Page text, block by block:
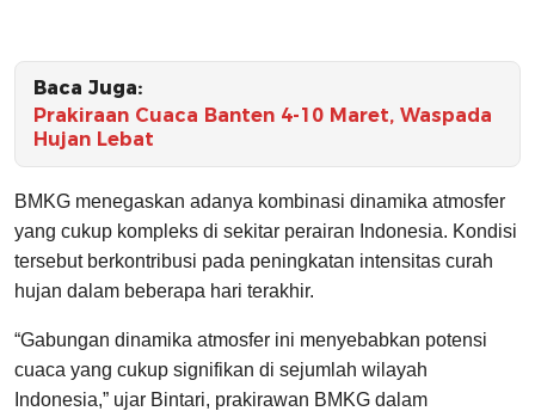
Baca Juga:
Prakiraan Cuaca Banten 4-10 Maret, Waspada
Hujan Lebat
BMKG menegaskan adanya kombinasi dinamika atmosfer
yang cukup kompleks di sekitar perairan Indonesia. Kondisi
tersebut berkontribusi pada peningkatan intensitas curah
hujan dalam beberapa hari terakhir.
“Gabungan dinamika atmosfer ini menyebabkan potensi
cuaca yang cukup signifikan di sejumlah wilayah
Indonesia,” ujar Bintari, prakirawan BMKG dalam